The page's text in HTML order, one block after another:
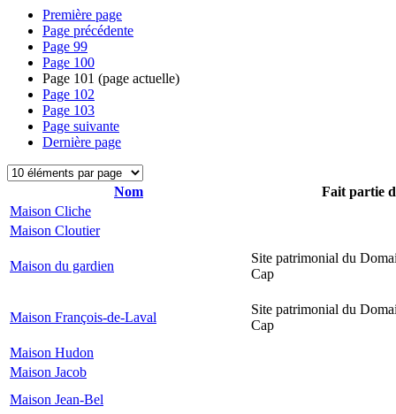
Première page
Page précédente
Page 99
Page 100
Page 101 (page actuelle)
Page 102
Page 103
Page suivante
Dernière page
Nom
Fait partie
Maison Cliche
Maison Cloutier
Maison du gardien
Site patrimonial du
Cap
Maison François-de-Laval
Site patrimonial du
Cap
Maison Hudon
Maison Jacob
Maison Jean-Bel